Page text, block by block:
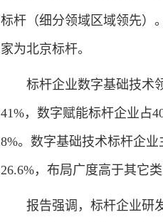
标杆（细分领域区域领先）
家为北京标杆。
标杆企业数字基础技术领
41%，数字赋能标杆企业占
8%。数字基础技术标杆企
26.6%，布局广度高于其它
报告强调，标杆企业研发